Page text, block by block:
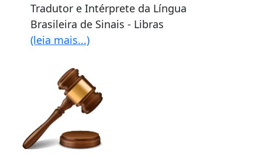
Tradutor e Intérprete da Língua
Brasileira de Sinais - Libras
(leia mais...)